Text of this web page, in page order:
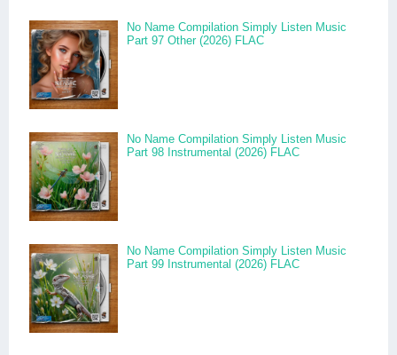
No Name Compilation Simply Listen Music
Part 97 Other (2026) FLAC
No Name Compilation Simply Listen Music
Part 98 Instrumental (2026) FLAC
No Name Compilation Simply Listen Music
Part 99 Instrumental (2026) FLAC